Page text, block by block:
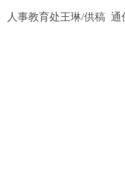
人事教育处王琳/供稿 通